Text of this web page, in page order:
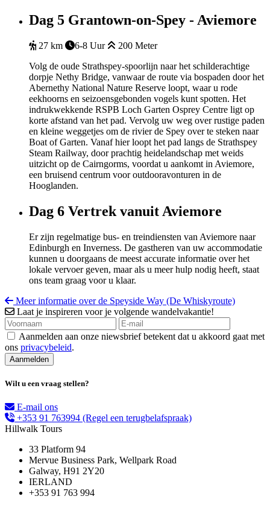
Dag 5 Grantown-on-Spey - Aviemore
27 km 6-8 Uur
200 Meter
Volg de oude Strathspey-spoorlijn naar het schilderachtige
dorpje Nethy Bridge, vanwaar de route via bospaden door het
Abernethy National Nature Reserve loopt, waar u rode
eekhoorns en seizoensgebonden vogels kunt spotten. Het
indrukwekkende RSPB Loch Garten Osprey Centre ligt op
korte afstand van het pad. Vervolg uw weg over rustige paden
en kleine weggetjes om de rivier de Spey over te steken naar
Boat of Garten. Vanaf hier loopt het pad langs de Strathspey
Steam Railway, door prachtig heidelandschap met weids
uitzicht op de Cairngorms, voordat u aankomt in Aviemore,
een bruisend centrum voor outdooravonturen in de
Hooglanden.
Dag 6 Vertrek vanuit Aviemore
Er zijn regelmatige bus- en treindiensten van Aviemore naar
Edinburgh en Inverness. De gastheren van uw accommodatie
kunnen u doorgaans de meest accurate informatie over het
lokale vervoer geven, maar als u meer hulp nodig heeft, staat
ons team graag voor u klaar.
Meer informatie over de Speyside Way (De Whiskyroute)
Laat je inspireren voor je volgende wandelvakantie!
Aanmelden aan onze niewsbrief betekent dat u akkoord gaat met
ons privacybeleid.
Wilt u een vraag stellen?
E-mail ons
+353 91 763994 (Regel een terugbelafspraak)
Hillwalk Tours
33 Platform 94
Mervue Business Park, Wellpark Road
Galway, H91 2Y20
IERLAND
+353 91 763 994